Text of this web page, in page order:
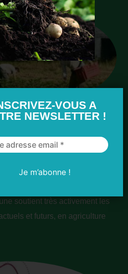
les
bio : comment
prouve la force
!
soutient très activement les
et futurs, en agriculture
VOUS A
NEWSLETTER !